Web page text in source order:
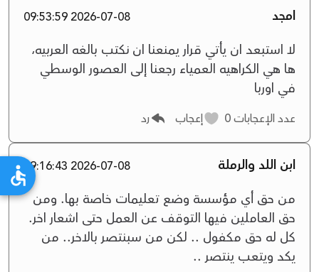
امجد 2026-07-08 09:53:59
لا استبعد ان يأتي قرار يمنعنا ان نكتب بالغه العربيه،
ها هي الكراهيه العمياء رجعنا إلى العصور الوسطي
في اوربا
عدد الإعجابات إعجاب رد
ابن اللد والرملة 2026-07-08 09:16:43
من حق أي مؤسسة وضع تعليمات خاصة بها. ومن
حق العاملين فيها التوقف عن العمل حتى اشعار اخر.
كل له حق مكفول .. لكن من سبنتصر بالاخر.. من
يكد ويتعب ينتصر ..